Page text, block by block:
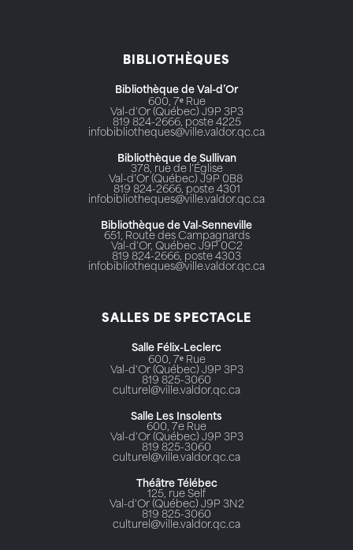
BIBLIOTHÈQUES
Bibliothèque de Val-d’Or
600, 7ᵉ Rue
Val-d'Or (Québec) J9P 3P3
819 824-2666, poste 4225
infobibliotheques@ville.valdor.qc.ca
Bibliothèque de Sullivan
378, rue de l’Église
Val-d’Or (Québec) J9P 0B8
819 824-2666, poste 4301
infobibliotheques@ville.valdor.qc.ca
Bibliothèque de Val-Senneville
651, Route des Campagnards
Val-d'Or, Québec J9P 0C2
819 824-2666, poste 4303
infobibliotheques@ville.valdor.qc.ca
SALLES DE SPECTACLE
Salle Félix-Leclerc
600, 7ᵉ Rue
Val-d'Or (Québec) J9P 3P3
819 825-3060
culturel@ville.valdor.qc.ca
Salle Les Insolents
600, 7e Rue
Val-d'Or (Québec) J9P 3P3
819 825-3060
culturel@ville.valdor.qc.ca
Théâtre Télébec
125, rue Self
Val-d'Or (Québec) J9P 3N2
819 825-3060
culturel@ville.valdor.qc.ca